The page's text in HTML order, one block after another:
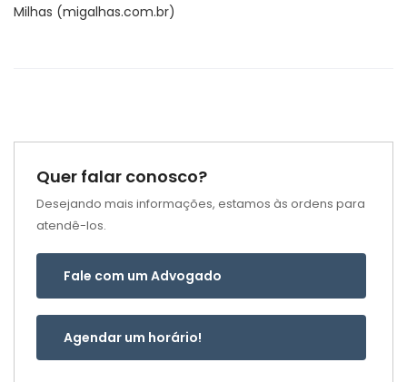
Milhas (migalhas.com.br)
Quer falar conosco?
Desejando mais informações, estamos às ordens para
atendê-los.
Fale com um Advogado
Agendar um horário!